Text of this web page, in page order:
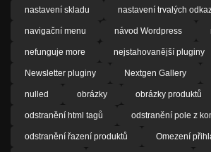
nastavení skladu nastavení trvalých
navigační menu návod Wordpress
nefunguje more nejstahovanější pluginy
Newsletter pluginy Nextgen Gallery
nulled obrázky obrázky produktů
odstranění html tagů odstranění pole z
odstranění řazení produktů Omezení